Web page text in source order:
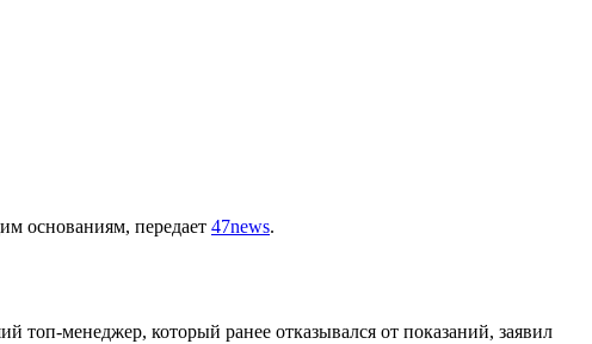
основаниям, передает 47news.
менеджер, который ранее отказывался от показаний, заявил